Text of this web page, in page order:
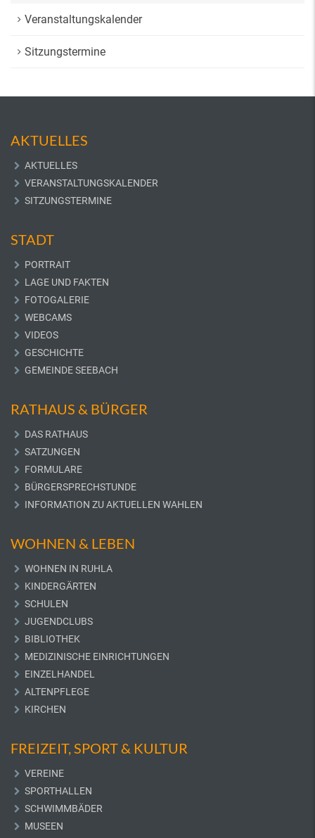
Veranstaltungskalender
Sitzungstermine
AKTUELLES
AKTUELLES
VERANSTALTUNGSKALENDER
SITZUNGSTERMINE
STADT
PORTRAIT
LAGE UND FAKTEN
FOTOGALERIE
WEBCAMS
VIDEOS
GESCHICHTE
GEMEINDE SEEBACH
RATHAUS & BÜRGER
DAS RATHAUS
SATZUNGEN
FORMULARE
BÜRGERSPRECHSTUNDE
INFORMATION ZU AKTUELLEN WAHLEN
WOHNEN & LEBEN
WOHNEN IN RUHLA
KINDERGÄRTEN
SCHULEN
JUGENDCLUBS
BIBLIOTHEK
MEDIZINISCHE EINRICHTUNGEN
EINZELHANDEL
ALTENPFLEGE
KIRCHEN
FREIZEIT, SPORT & KULTUR
VEREINE
SPORTHALLEN
SCHWIMMBÄDER
MUSEEN